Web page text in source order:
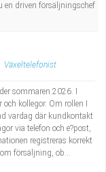
en driven försäljningschef
Växeltelefonist
sommaren 2026. I
kollegor. Om rollen I
vardag där kundkontakt
via telefon och e?post,
registreras korrekt
försäljning, ob...